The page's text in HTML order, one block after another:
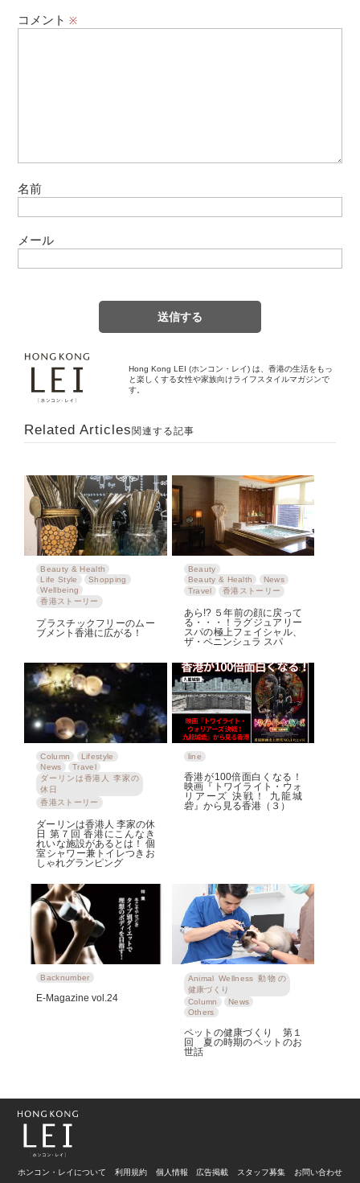
コメント※
名前
メール
Hong Kong LEI (ホンコン・レイ) は、香港の生活をもっ
と楽しくする女性や家族向けライフスタイルマガジンで
す。
Related Articles関連する記事
Beauty & Health
Life Style
Shopping
Wellbeing
香港ストーリー
プラスチックフリーのムー
ブメント香港に広がる！
Beauty
Beauty & Health
News
Travel
香港ストーリー
あら!? ５年前の顔に戻って
る・・・！ラグジュアリー
スパの極上フェイシャル、
ザ・ペニンシュラ スパ
Column
Lifestyle
News
Travel
ダーリンは香港人 李家の
休日
香港ストーリー
ダーリンは香港人 李家の休
日 第７回 香港にこんなき
れいな施設があるとは！ 個
室シャワー兼トイレつきお
しゃれグランピング
line
香港が100倍面白くなる！
映画『トワイライト・ウォ
リアーズ 決戦！ 九龍城
砦』から見る香港（３）
Backnumber
E-Magazine vol.24
Animal Wellness 動物の
健康づくり
Column
News
Others
ペットの健康づくり 第１
回 夏の時期のペットのお
世話
ホンコン・レイについて 利用規約 個人情報 広告掲載 スタッフ募集 お問い合わせ